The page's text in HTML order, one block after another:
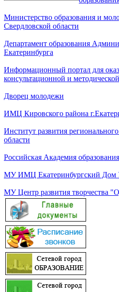
Министерство образования и
Свердловской области
Департамент образования
Екатеринбурга
Информационный портал для
консультационной и
Дворец молодежи
ИМЦ Кировского района
Институт развития
области
Российская Академия
МУ ИМЦ Екатеринбургский Дом
МУ Центр развития творчества